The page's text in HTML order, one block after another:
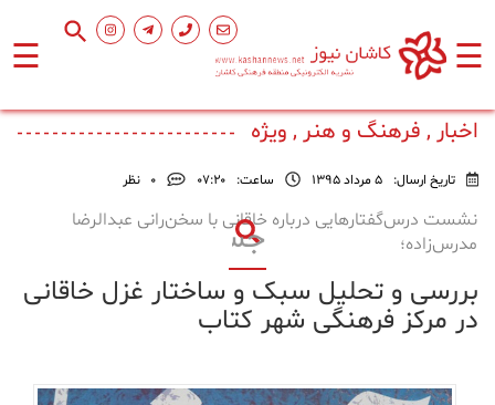
☰ ☰
اصلی
و
هنر
اخبار , فرهنگ و هنر , ویژه
تاریخ ارسال: 5 مرداد 1395 ساعت: ۰۷:۲۰ 0 نظر
نشست درس‌گفتارهایی درباره خاقانی با سخن‌رانی عبدالرضا
مدرس‌زاده؛
بررسی و تحلیل سبک و ساختار غزل خاقانی
در مرکز فرهنگی شهر کتاب